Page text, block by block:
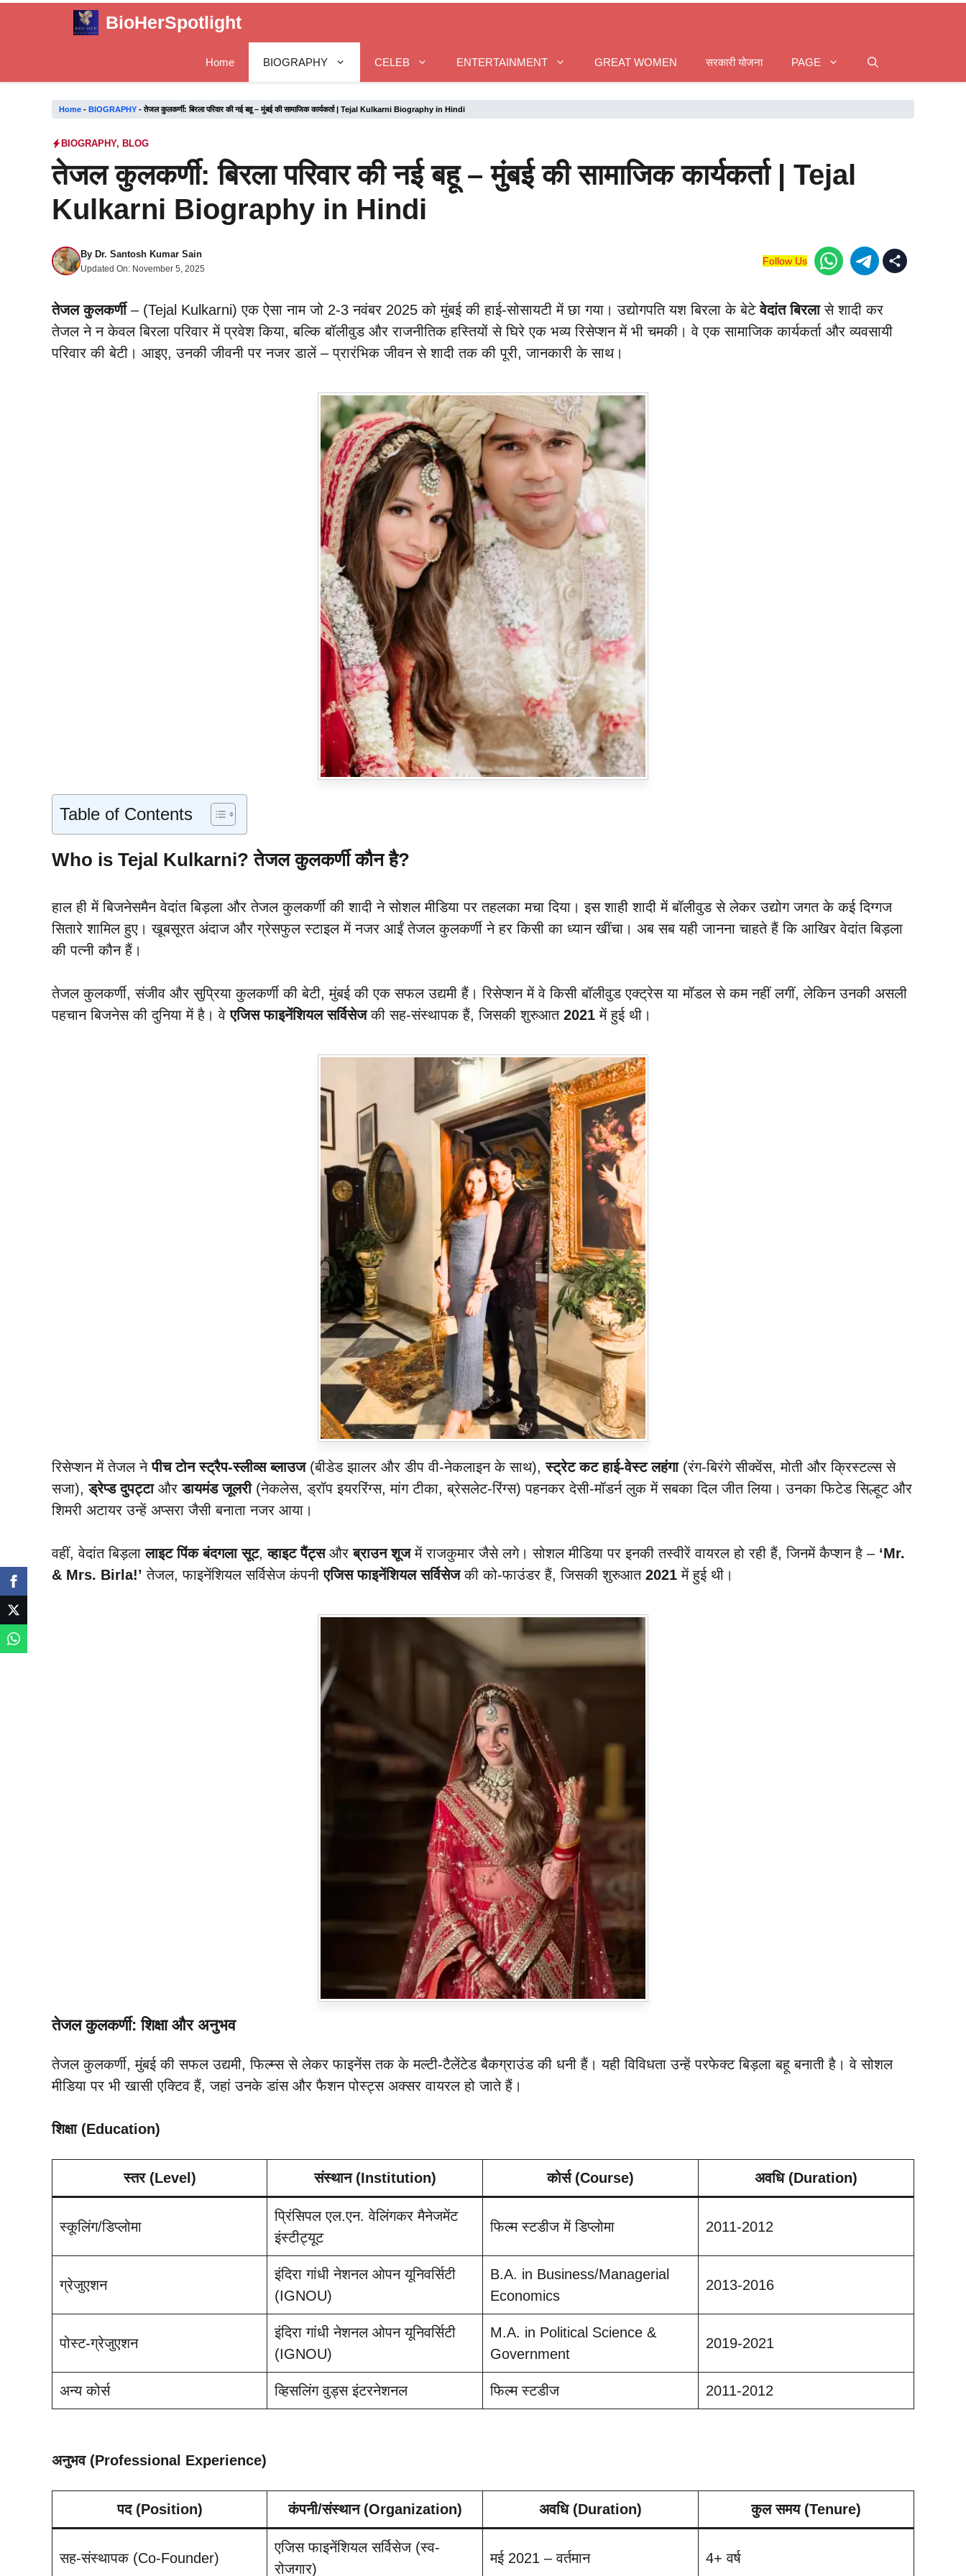
BioHerSpotlight
Home BIOGRAPHY CELEB ENTERTAINMENT GREAT WOMEN सरकारी योजना PAGE
Home - BIOGRAPHY -तेजल कुलकर्णी: बिरला परिवार की नई बहू – मुंबई की सामाजिक कार्यकर्ता | Tejal Kulkarni Biography in Hindi
BIOGRAPHY, BLOG
तेजल कुलकर्णी: बिरला परिवार की नई बहू – मुंबई की सामाजिक कार्यकर्ता | Tejal
Kulkarni Biography in Hindi
By Dr. Santosh Kumar Sain
Updated On: November 5, 2025
Follow Us
तेजल कुलकर्णी – (Tejal Kulkarni) एक ऐसा नाम जो 2-3 नवंबर 2025 को मुंबई की हाई-सोसायटी में छा गया। उद्योगपति यश बिरला के बेटेवेदांत बिरलासे शादी कर
तेजल ने न केवल बिरला परिवार में प्रवेश किया, बल्कि बॉलीवुड और राजनीतिक हस्तियों से घिरे एक भव्य रिसेप्शन में भी चमकी। वे एक सामाजिक कार्यकर्ता और व्यवसायी
परिवार की बेटी। आइए, उनकी जीवनी पर नजर डालें – प्रारंभिक जीवन से शादी तक की पूरी, जानकारी के साथ।
Table of Contents
Who is Tejal Kulkarni? तेजल कुलकर्णी कौन है?
हाल ही में बिजनेसमैन वेदांत बिड़ला और तेजल कुलकर्णी की शादी ने सोशल मीडिया पर तहलका मचा दिया। इस शाही शादी में बॉलीवुड से लेकर उद्योग जगत के कई दिग्गज
सितारे शामिल हुए। खूबसूरत अंदाज और ग्रेसफुल स्टाइल में नजर आईं तेजल कुलकर्णी ने हर किसी का ध्यान खींचा। अब सब यही जानना चाहते हैं कि आखिर वेदांत बिड़ला
की पत्नी कौन हैं।
तेजल कुलकर्णी, संजीव और सुप्रिया कुलकर्णी की बेटी, मुंबई की एक सफल उद्यमी हैं। रिसेप्शन में वे किसी बॉलीवुड एक्ट्रेस या मॉडल से कम नहीं लगीं, लेकिन उनकी असली
पहचान बिजनेस की दुनिया में है। वेएजिस फाइनेंशियल सर्विसेजकी सह-संस्थापक हैं, जिसकी शुरुआत 2021 में हुई थी।
रिसेप्शन में तेजल नेपीच टोन स्ट्रैप-स्लीव्स ब्लाउज(बीडेड झालर और डीप वी-नेकलाइन के साथ),स्ट्रेट कट हाई-वेस्ट लहंगा(रंग-बिरंगे सीक्वेंस, मोती और क्रिस्टल्स से
सजा),ड्रेप्ड दुपट्टाऔरडायमंड जूलरी(नेकलेस, ड्रॉप इयररिंग्स, मांग टीका, ब्रेसलेट-रिंग्स) पहनकर देसी-मॉडर्न लुक में सबका दिल जीत लिया। उनका फिटेड सिल्हूट और
शिमरी अटायर उन्हें अप्सरा जैसी बनाता नजर आया।
वहीं, वेदांत बिड़लालाइट पिंक बंदगला सूट,व्हाइट पैंट्सऔरब्राउन शूजमें राजकुमार जैसे लगे। सोशल मीडिया पर इनकी तस्वीरें वायरल हो रही हैं, जिनमें कैप्शन है – ‘Mr.
& Mrs. Birla!’ तेजल, फाइनेंशियल सर्विसेज कंपनीएजिस फाइनेंशियल सर्विसेजकी को-फाउंडर हैं, जिसकी शुरुआत 2021 में हुई थी।
तेजल कुलकर्णी: शिक्षा और अनुभव
तेजल कुलकर्णी, मुंबई की सफल उद्यमी, फिल्म्स से लेकर फाइनेंस तक के मल्टी-टैलेंटेड बैकग्राउंड की धनी हैं। यही विविधता उन्हें परफेक्ट बिड़ला बहू बनाती है। वे सोशल
मीडिया पर भी खासी एक्टिव हैं, जहां उनके डांस और फैशन पोस्ट्स अक्सर वायरल हो जाते हैं।
शिक्षा (Education)
स्तर (Level) संस्थान (Institution) कोर्स (Course) अवधि (Duration)
स्कूलिंग/डिप्लोमा
प्रिंसिपल एल.एन. वेलिंगकर मैनेजमेंट
इंस्टीट्यूट
फिल्म स्टडीज में डिप्लोमा 2011-2012
ग्रेजुएशन
इंदिरा गांधी नेशनल ओपन यूनिवर्सिटी
(IGNOU)
B.A. in Business/Managerial
Economics
2013-2016
पोस्ट-ग्रेजुएशन
इंदिरा गांधी नेशनल ओपन यूनिवर्सिटी
(IGNOU)
M.A. in Political Science &
Government
2019-2021
अन्य कोर्स व्हिसलिंग वुड्स इंटरनेशनल फिल्म स्टडीज 2011-2012
अनुभव (Professional Experience)
पद (Position) कंपनी/संस्थान (Organization) अवधि (Duration) कुल समय (Tenure)
सह-संस्थापक (Co-Founder)
एजिस फाइनेंशियल सर्विसेज (स्व-
रोजगार)
मई 2021 – वर्तमान 4+ वर्ष